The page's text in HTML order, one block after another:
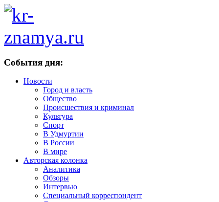
События дня:
Новости
Город и власть
Общество
Происшествия и криминал
Культура
Спорт
В Удмуртии
В России
В мире
Авторская колонка
Аналитика
Обзоры
Интервью
Специальный корреспондент